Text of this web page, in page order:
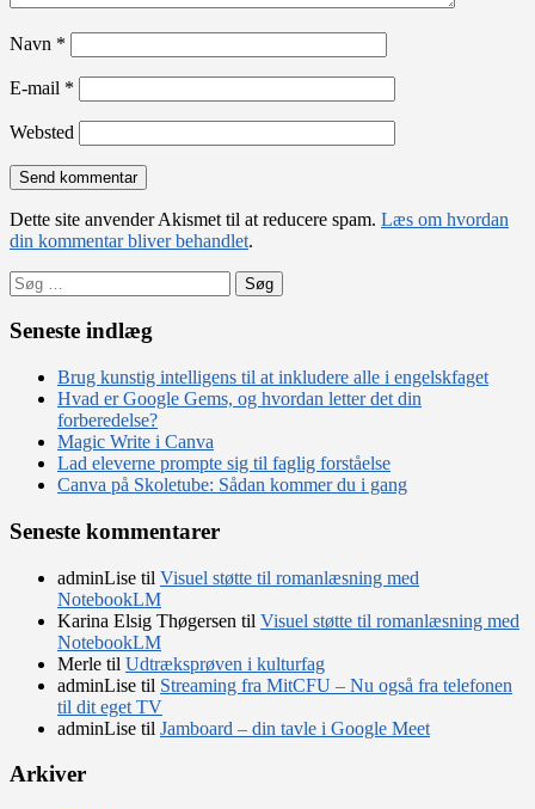
Navn *
E-mail *
Websted
Dette site anvender Akismet til at reducere spam. Læs om hvordan
din kommentar bliver behandlet.
Søg
efter:
Seneste indlæg
Brug kunstig intelligens til at inkludere alle i engelskfaget
Hvad er Google Gems, og hvordan letter det din
forberedelse?
Magic Write i Canva
Lad eleverne prompte sig til faglig forståelse
Canva på Skoletube: Sådan kommer du i gang
Seneste kommentarer
adminLise til Visuel støtte til romanlæsning med
NotebookLM
Karina Elsig Thøgersen til Visuel støtte til romanlæsning med
NotebookLM
Merle til Udtræksprøven i kulturfag
adminLise til Streaming fra MitCFU – Nu også fra telefonen
til dit eget TV
adminLise til Jamboard – din tavle i Google Meet
Arkiver